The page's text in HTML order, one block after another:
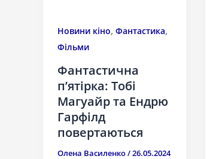
Новини кіно, Фантастика,
Фільми
Фантастична
п’ятірка: Тобі
Магуайр та Ендрю
Гарфілд
повертаються
Олена Василенко/26.05.2024